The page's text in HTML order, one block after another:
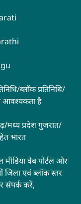
ब्लॉक प्रतिनिधि/
व आवश्यकता है
मध्य प्रदेश गुजरात/
भारत
मीडिया वेब पोर्टल और
जिला एवं ब्लॉक स्तर
संपर्क करें,